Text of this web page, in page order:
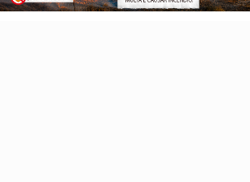
Reportagem especial
Sobre